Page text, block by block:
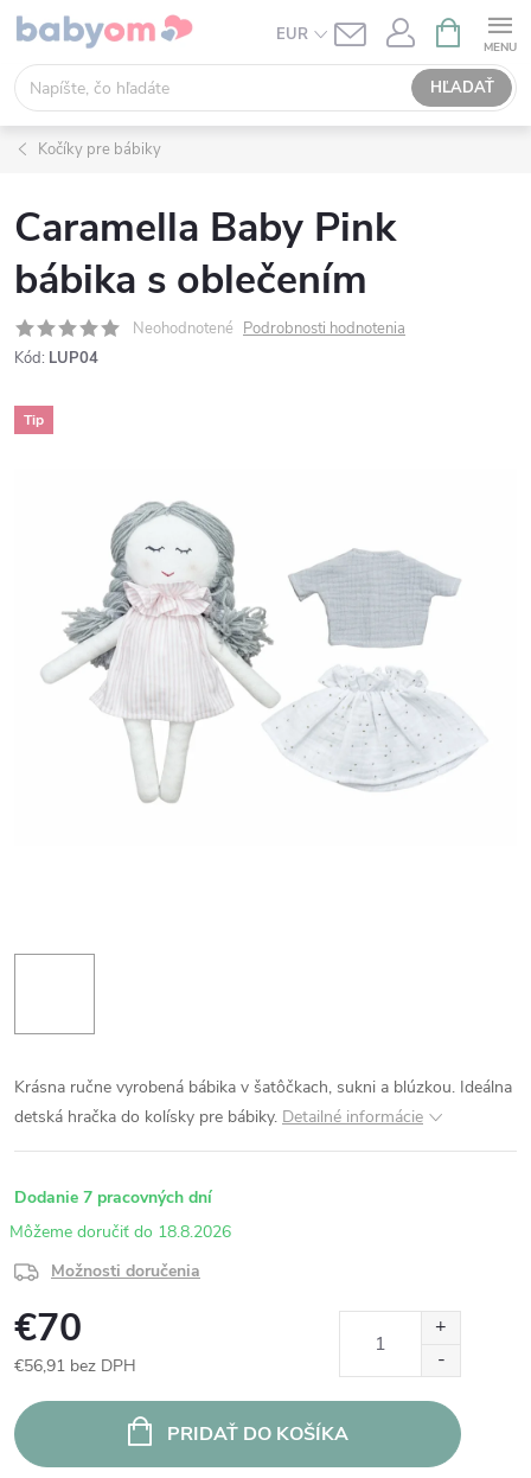
Prejsť
obsah
EUR
HĽADAŤ
KOŠÍK
Kočíky pre bábiky
Caramella Baby Pink
bábika s oblečením
Neohodnotené Podrobnosti hodnotenia
Kód: LUP04
Tip
Krásna ručne vyrobená bábika v šatôčkach, sukni a blúzkou. Ideálna
detská hračka do kolísky pre bábiky. Detailné informácie
Dodanie 7 pracovných dní
18.8.2026
Možnosti doručenia
€70
€56,91 bez DPH
cena:
PRIDAŤ DO KOŠÍKA